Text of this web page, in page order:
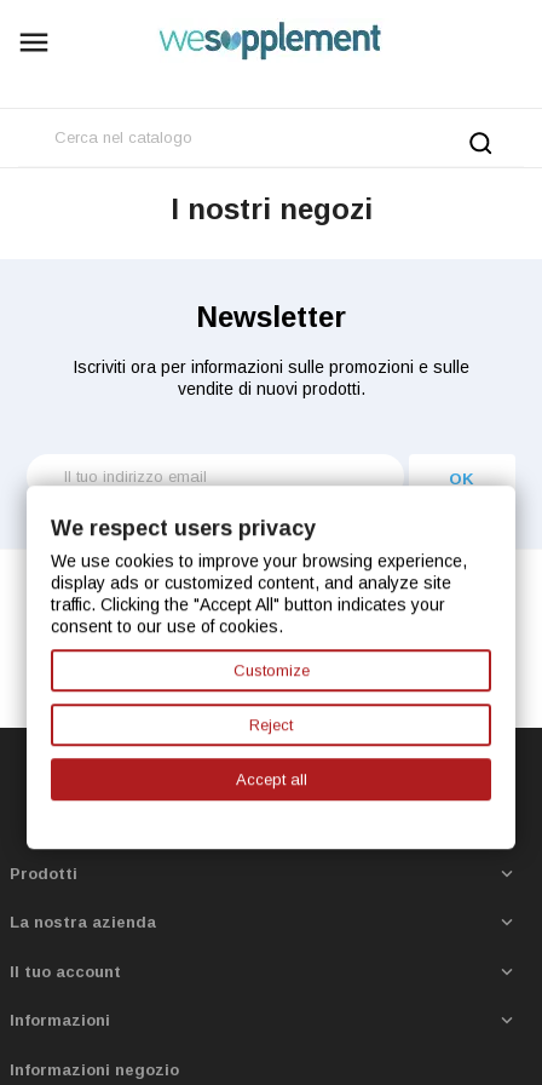

I nostri negozi
Newsletter
Iscriviti ora per informazioni sulle promozioni e sulle
vendite di nuovi prodotti.
Prodotti 
La nostra azienda 
Il tuo account 
Informazioni 
Informazioni negozio
We respect users privacy
We use cookies to improve your browsing experience,
display ads or customized content, and analyze site
traffic. Clicking the "Accept All" button indicates your
consent to our use of cookies.
Customize
Reject
Accept all